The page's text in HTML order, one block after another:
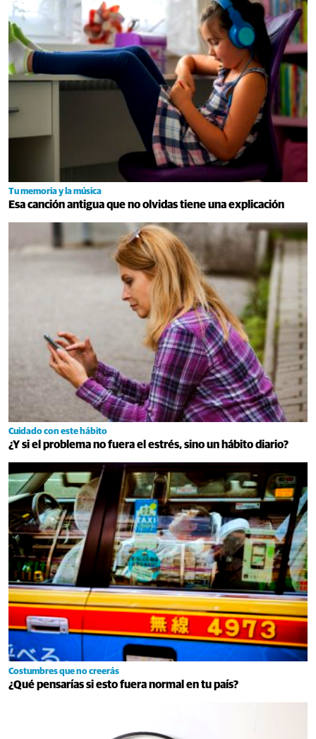
Tu memoria y la música
Esa canción antigua que no olvidas tiene una explicación
Cuidado con este hábito
¿Y si el problema no fuera el estrés, sino un hábito diario?
Costumbres que no creerás
¿Qué pensarías si esto fuera normal en tu país?